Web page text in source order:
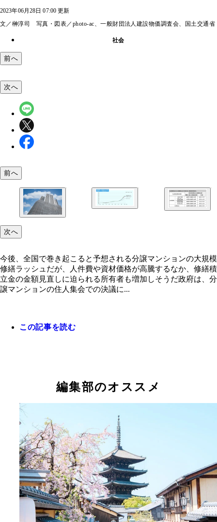
2023年06月28日 07:00 更新
文／榊淳司 写真・図表／photo-ac、一般財団法人建設物価調査会、国土交通省
社会
前へ
しそうだ
築費指数（東京）
2021年9月改訂された国交相の「マンションの修繕
に関するガイドライン」
次へ
前へ
次へ
今後、全国で巻き起こると予想される分譲マンションの大規模
修繕ラッシュだが、人件費や資材価格が高騰するなか、修繕積
立金の金額見直しに迫られる所有者も増加しそうだ政府は、分
譲マンションの住人集会での決議に...
この記事を読む
編集部のオススメ